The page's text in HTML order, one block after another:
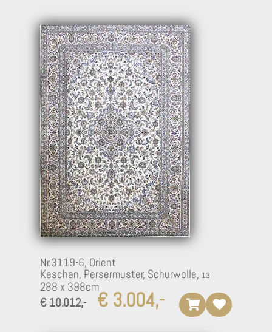
9
Nr.3119-6, Orient
Keschan, Persermuster, Schurwolle,
288 x 398cm
€ 10.012,-
€ 3.004,-